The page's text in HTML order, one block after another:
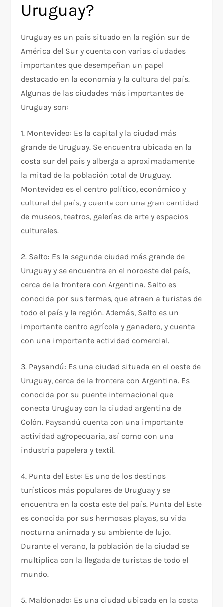
Uruguay?
Uruguay es un país situado en la región sur de
América del Sur y cuenta con varias ciudades
importantes que desempeñan un papel
destacado en la economía y la cultura del país.
Algunas de las ciudades más importantes de
Uruguay son:
1. Montevideo: Es la capital y la ciudad más
grande de Uruguay. Se encuentra ubicada en la
costa sur del país y alberga a aproximadamente
la mitad de la población total de Uruguay.
Montevideo es el centro político, económico y
cultural del país, y cuenta con una gran cantidad
de museos, teatros, galerías de arte y espacios
culturales.
2. Salto: Es la segunda ciudad más grande de
Uruguay y se encuentra en el noroeste del país,
cerca de la frontera con Argentina. Salto es
conocida por sus termas, que atraen a turistas de
todo el país y la región. Además, Salto es un
importante centro agrícola y ganadero, y cuenta
con una importante actividad comercial.
3. Paysandú: Es una ciudad situada en el oeste de
Uruguay, cerca de la frontera con Argentina. Es
conocida por su puente internacional que
conecta Uruguay con la ciudad argentina de
Colón. Paysandú cuenta con una importante
actividad agropecuaria, así como con una
industria papelera y textil.
4. Punta del Este: Es uno de los destinos
turísticos más populares de Uruguay y se
encuentra en la costa este del país. Punta del Este
es conocida por sus hermosas playas, su vida
nocturna animada y su ambiente de lujo.
Durante el verano, la población de la ciudad se
multiplica con la llegada de turistas de todo el
mundo.
5. Maldonado: Es una ciudad ubicada en la costa